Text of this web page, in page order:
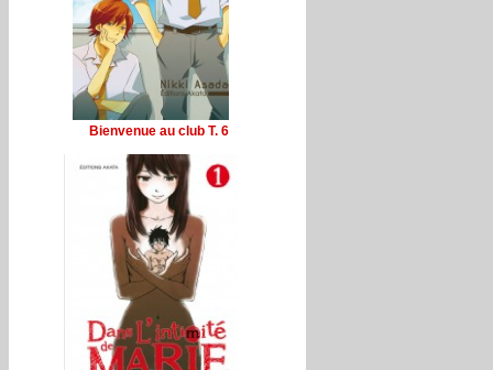
Bienvenue au club T. 6